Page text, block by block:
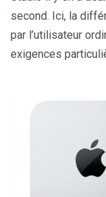
second. Ici, la
par l’utilisateur
exigences